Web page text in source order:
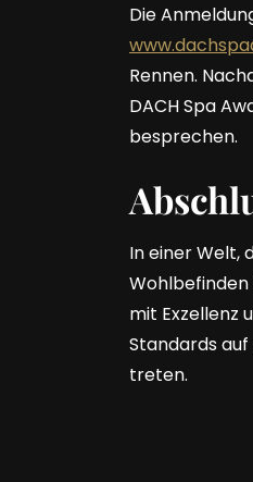
Die
Rennen.
DACH Spa
besprechen.
In einer Welt,
Wohlbefinden
mit Exzellenz
Standards
treten.